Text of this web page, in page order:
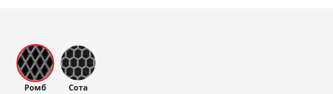
Ромб Сота